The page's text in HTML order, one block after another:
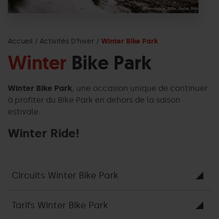
Accueil Activités D'hiver Winter Bike Park
Winter Bike Park
Winter Bike Park, une occasion unique de continuer
à profiter du Bike Park en dehors de la saison
estivale.
Winter Ride!
Circuits Winter Bike Park
Tarifs Winter Bike Park